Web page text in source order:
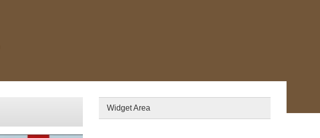
Widget Area